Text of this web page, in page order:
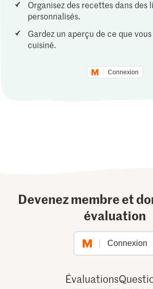
Organisez des recettes dans des
personnalisés.
Gardez un aperçu de ce que
cuisiné.
Connexion
Devenez membre et
évaluation
Connexion
Évaluations